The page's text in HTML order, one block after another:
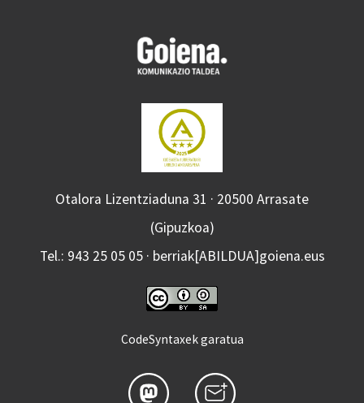
Otalora Lizentziaduna 31 · 20500 Arrasate
(Gipuzkoa)
Tel.: 943 25 05 05 · berriak[ABILDUA]goiena.eus
CodeSyntaxek garatua